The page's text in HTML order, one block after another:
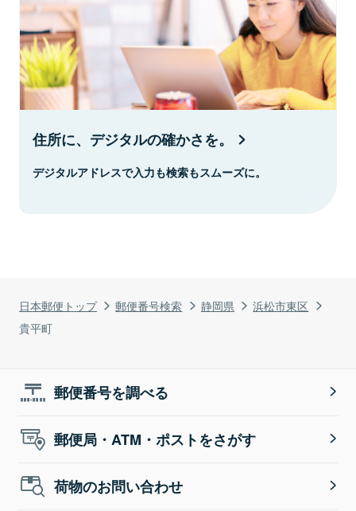
日本郵便トップ 郵便番号検索 静岡県
浜松市東区
貴平町
住所に、デジタルの確かさを。
デジタルアドレスで入力も検索もスムーズに。
郵便番号を調べる
郵便局・ATM・ポストをさがす
荷物のお問い合わせ